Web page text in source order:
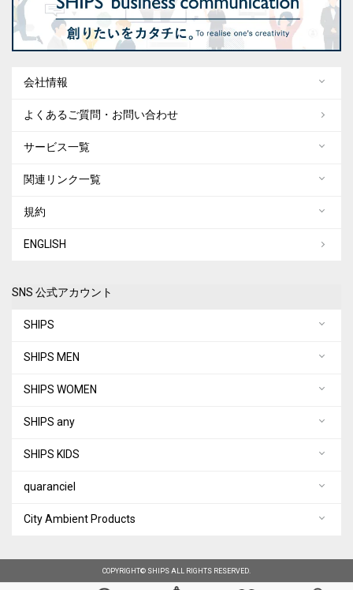
会社情報
よくあるご質問・お問い合わせ
サービス一覧
関連リンク一覧
規約
ENGLISH
SNS 公式アカウント
SHIPS
SHIPS MEN
SHIPS WOMEN
SHIPS any
SHIPS KIDS
quaranciel
City Ambient Products
COPYRIGHT© SHIPS ALL RIGHTS RESERVED.